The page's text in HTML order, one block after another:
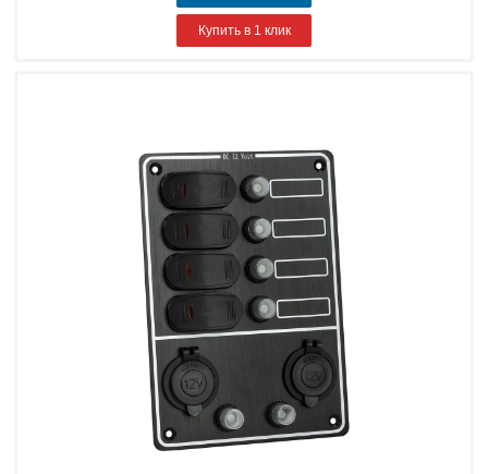
Купить в 1 клик